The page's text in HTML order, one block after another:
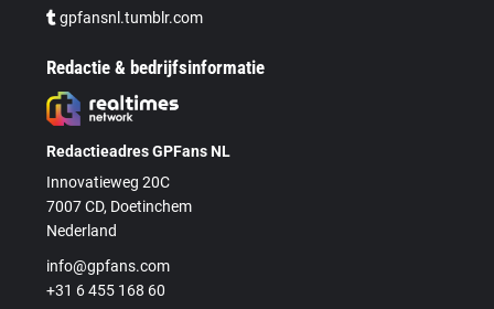
gpfansnl.tumblr.com
Redactie & bedrijfsinformatie
Redactieadres GPFans NL
Innovatieweg 20C
7007 CD, Doetinchem
Nederland
info@gpfans.com
+31 6 455 168 60